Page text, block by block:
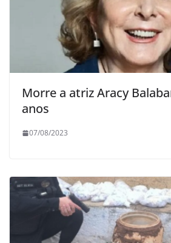
Morre a atriz Aracy
anos
07/08/2023